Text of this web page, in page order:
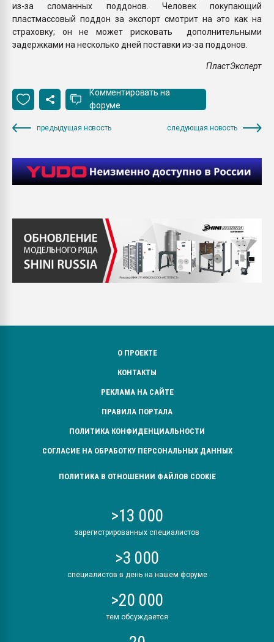
из-за сломанных поддонов. Человек покупающий
пластмассовый поддон за экспорт смотрит на это как на
страховку; он не может рисковать дополнительными
задержками на несколько дней поставки из-за поддонов.
ПластЭксперт
Комментировать на
форуме
предыдущая новость следующая новость
О ПРОЕКТЕ
КОНТАКТЫ
РЕКЛАМА НА САЙТЕ
ПРАВИЛА ПОРТАЛА
ПОЛИТИКА КОНФИДЕНЦИАЛЬНОСТИ
СОГЛАСИЕ НА ОБРАБОТКУ ПЕРСОНАЛЬНЫХ ДАННЫХ
ПОЛИТИКА В ОТНОШЕНИИ ФАЙЛОВ COOKIE
>13 000
зарегистрированных специалистов
>3 000
специалистов в день на нашем форуме
>20 000
тем обсуждается